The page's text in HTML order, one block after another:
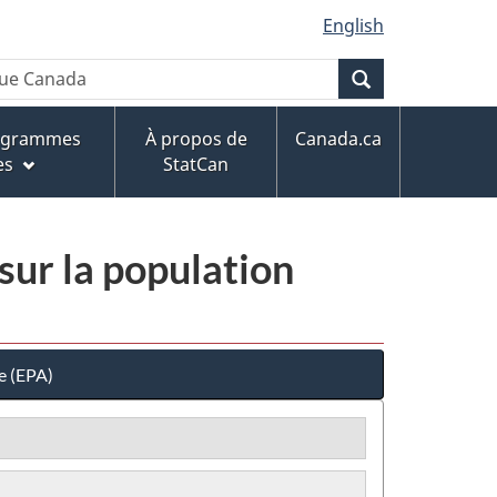
English
À propos de
StatCan
Canada.ca
la population
(EPA)